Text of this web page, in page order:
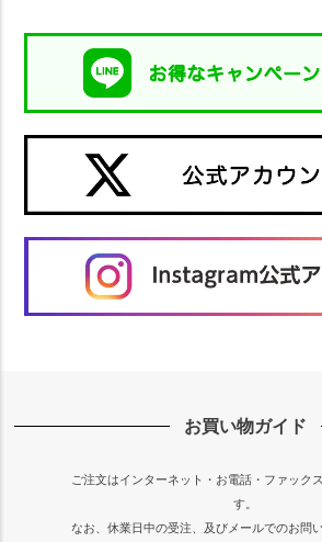
お買い物ガイド
ご注文はインターネット・お電話・ファック
す。
なお、休業日中の受注、及びメールでのお問